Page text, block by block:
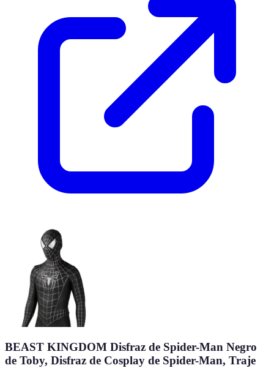
BEAST KINGDOM Disfraz de Spider-Man Negro
de Toby, Disfraz de Cosplay de Spider-Man, Traje